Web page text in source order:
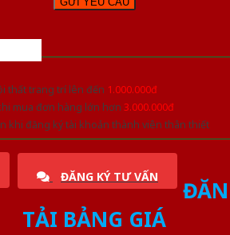
thất trang trí lên đến 1.000.000đ
mua đơn hàng lớn hơn 3.000.000đ
khi đăng ký tài khoản thành viên thân thiết
ĐĂNG KÝ TƯ VẤN
TẢI BẢNG GIÁ